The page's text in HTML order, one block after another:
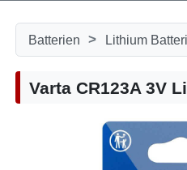
Batterien > Lithium
Varta CR123A 3V